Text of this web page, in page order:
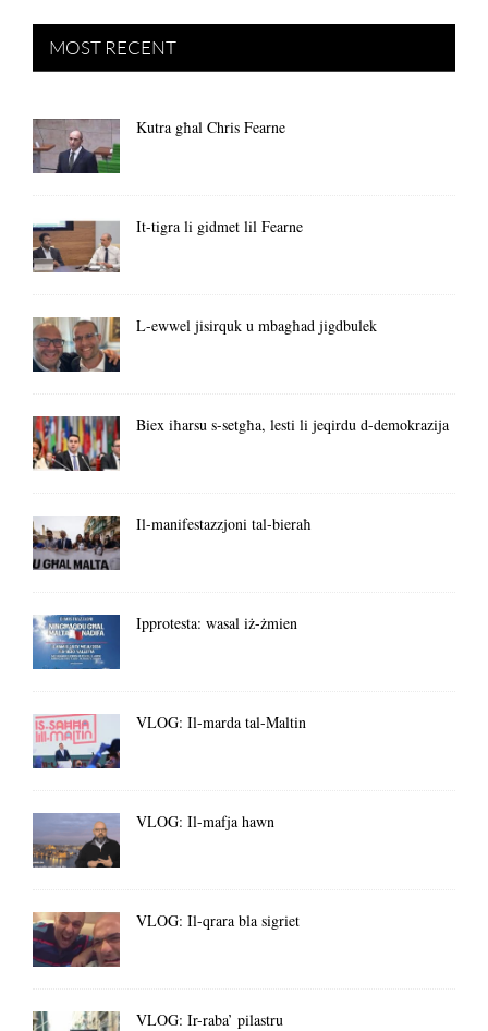
MOST RECENT
Kutra għal Chris Fearne
It-tigra li gidmet lil Fearne
L-ewwel jisirquk u mbagħad jigdbulek
Biex iħarsu s-setgħa, lesti li jeqirdu d-demokrazija
Il-manifestazzjoni tal-bieraħ
Ipprotesta: wasal iż-żmien
VLOG: Il-marda tal-Maltin
VLOG: Il-mafja hawn
VLOG: Il-qrara bla sigriet
VLOG: Ir-raba’ pilastru